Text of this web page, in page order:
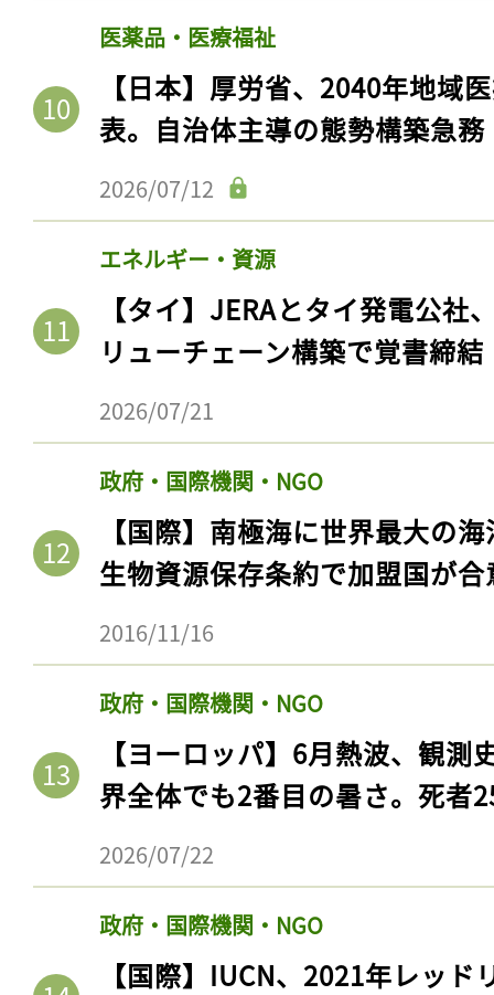
医薬品・医療福祉
【日本】厚労省、2040年地域
表。自治体主導の態勢構築急務
2026/07/12
エネルギー・資源
【タイ】JERAとタイ発電公社
リューチェーン構築で覚書締結
2026/07/21
政府・国際機関・NGO
【国際】南極海に世界最大の
生物資源保存条約で加盟国が合
2016/11/16
政府・国際機関・NGO
【ヨーロッパ】6月熱波、観
界全体でも2番目の暑さ。死者
2026/07/22
政府・国際機関・NGO
【国際】IUCN、2021年レッ
ログインが必
会員登録